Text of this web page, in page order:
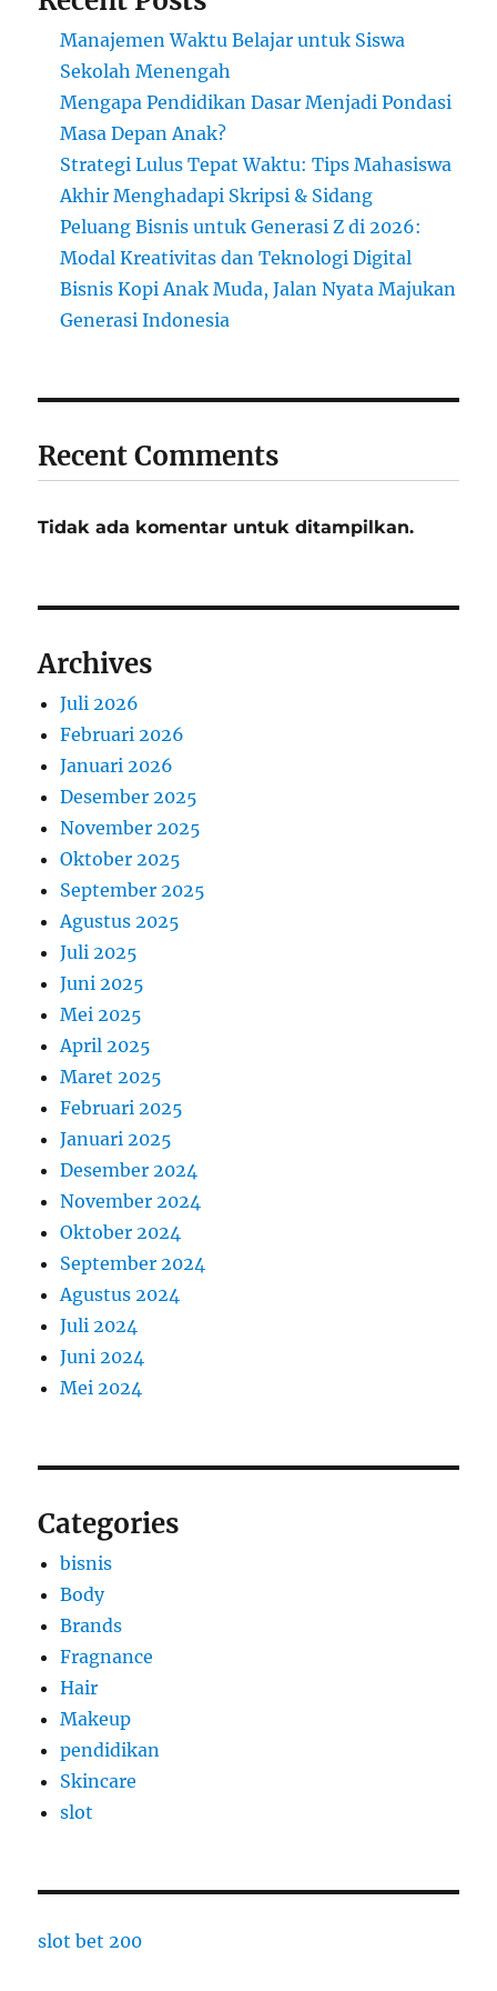
Manajemen Waktu Belajar untuk Siswa
Sekolah Menengah
Mengapa Pendidikan Dasar Menjadi Pondasi
Masa Depan Anak?
Strategi Lulus Tepat Waktu: Tips Mahasiswa
Akhir Menghadapi Skripsi & Sidang
Peluang Bisnis untuk Generasi Z di 2026:
Modal Kreativitas dan Teknologi Digital
Bisnis Kopi Anak Muda, Jalan Nyata Majukan
Generasi Indonesia
Recent Comments
Tidak ada komentar untuk ditampilkan.
Archives
Juli 2026
Februari 2026
Januari 2026
Desember 2025
November 2025
Oktober 2025
September 2025
Agustus 2025
Juli 2025
Juni 2025
Mei 2025
April 2025
Maret 2025
Februari 2025
Januari 2025
Desember 2024
November 2024
Oktober 2024
September 2024
Agustus 2024
Juli 2024
Juni 2024
Mei 2024
Categories
bisnis
Body
Brands
Fragnance
Hair
Makeup
pendidikan
Skincare
slot
slot bet 200